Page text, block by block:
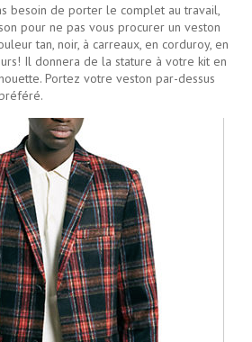
besoin de porter le complet au travail,
pour ne pas vous procurer un veston
tan, noir, à carreaux, en corduroy, en
Il donnera de la stature à votre kit en
Portez votre veston par-dessus